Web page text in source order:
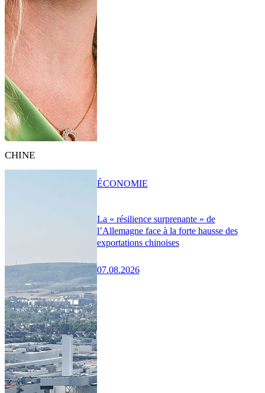
CHINE
La « résilience surprenante » de
l’Allemagne face à la forte hausse des
exportations chinoises
07.08.2026
ÉCONOMIE